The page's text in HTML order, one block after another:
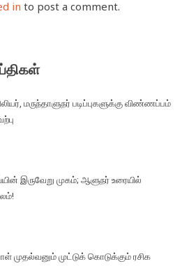
in to post a comment.
மருந்தாளுநர் படிப்புகளுக்கு விண்ணப்பம்
இருவேறு முகம்; ஆளுநர் உரையில்
முதல்வனும் முட்டுக் கொடுக்கும் ரசிக